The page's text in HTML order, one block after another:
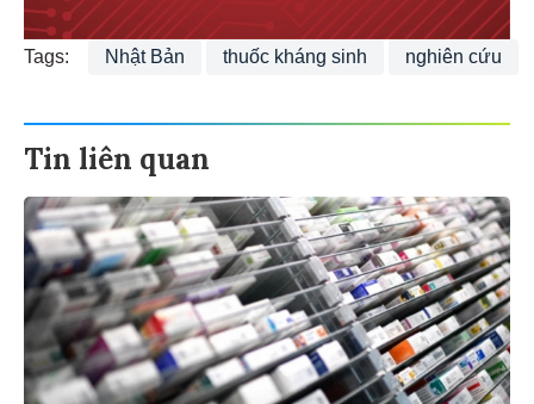
Tags: Nhật Bản thuốc kháng sinh nghiên cứu
Tin liên quan